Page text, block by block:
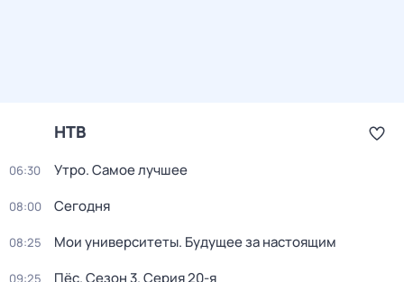
НТВ
06:30 Утро. Самое лучшее
08:00 Сегодня
08:25 Мои университеты. Будущее за настоящим
09:25 Пёс. Сезон 3. Серия 20-я